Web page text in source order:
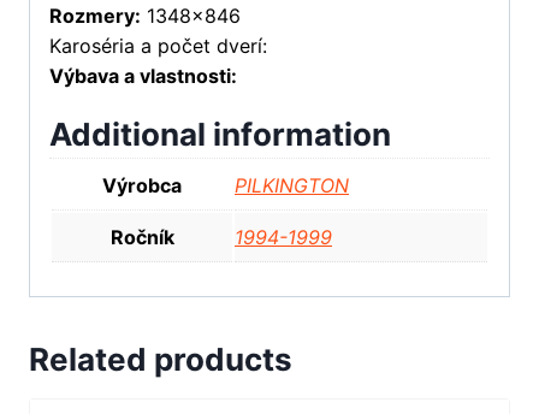
Rozmery: 1348×846
Karoséria a počet dverí:
Výbava a vlastnosti:
Additional information
Výrobca PILKINGTON
Ročník 1994-1999
Related products